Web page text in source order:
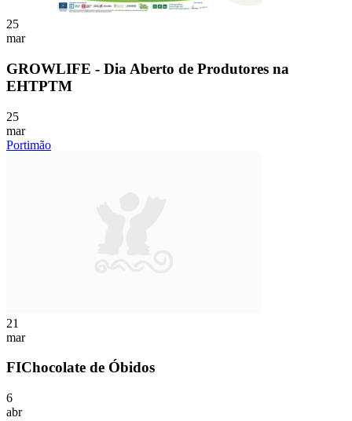
25
mar
GROWLIFE - Dia Aberto de Produtores na
EHTPTM
25
mar
Portimão
21
mar
FIChocolate de Óbidos
6
abr